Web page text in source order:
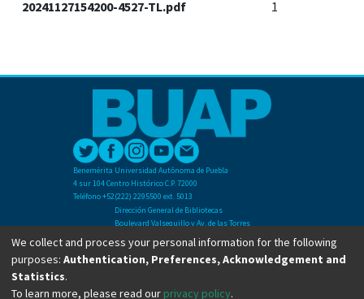
20241127154200-4527-TL.pdf 1
Benemérita Universidad Autónoma de Puebla
4 sur 104 Centro Histórico C.P. 72000
Teléfono +52(222) 2295500 ext. 5013
Dirección General de Bibliotecas
Boulevard Valsequillo y Av. de las Torres
Ciudad Universitaria. Col. San Manuel
C.P. 72570
Teléfono +52 (222) 2295500 Ext 2901
We collect and process your personal information for the following
purposes: Authentication, Preferences, Acknowledgement and
Statistics.
To learn more, please read our privacy policy.